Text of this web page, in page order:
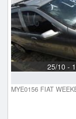
25/10 -
MYE0156 FIAT